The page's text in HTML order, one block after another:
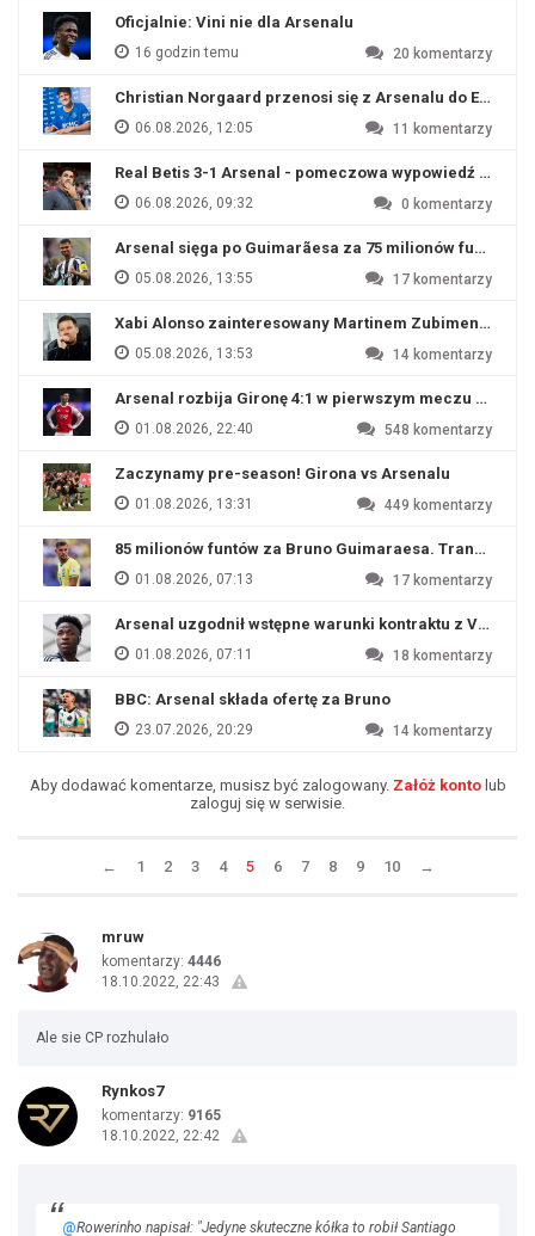
Oficjalnie: Vini nie dla Arsenalu
16 godzin temu 20 komentarzy
Christian Norgaard przenosi się z Arsenalu do
06.08.2026, 12:05 11 komentarzy
Real Betis 3-1 Arsenal - pomeczowa wypowiedź Artety
06.08.2026, 09:32 0 komentarzy
Arsenal sięga po Guimarãesa za 75 milionów funtów
05.08.2026, 13:55 17 komentarzy
Xabi Alonso zainteresowany Martinem Zubimendim
05.08.2026, 13:53 14 komentarzy
Arsenal rozbija Gironę 4:1 w pierwszym meczu
01.08.2026, 22:40 548 komentarzy
Zaczynamy pre-season! Girona vs Arsenalu
01.08.2026, 13:31 449 komentarzy
85 milionów funtów za Bruno Guimaraesa. Transfer
01.08.2026, 07:13 17 komentarzy
Arsenal uzgodnił wstępne warunki kontraktu z
01.08.2026, 07:11 18 komentarzy
BBC: Arsenal składa ofertę za Bruno
23.07.2026, 20:29 14 komentarzy
Aby dodawać komentarze, musisz być zalogowany. Załóż kontolub
zaloguj się w serwisie.
← 1 2 3 4 5 6 7 8 9 10 →
mruw
komentarzy: 4446
18.10.2022, 22:43
Ale sie CP rozhulało
Rynkos7
komentarzy: 9165
18.10.2022, 22:42
@Rowerinho napisał: "Jedyne skuteczne kółka to robił Santiago